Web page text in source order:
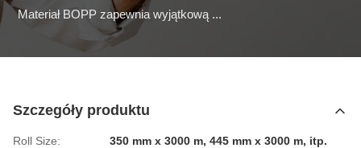
Materiał BOPP zapewnia wyjątkową ...
Szczegóły produktu
Roll Size:
350 mm x 3000 m, 445 mm x 3000 m, itp.